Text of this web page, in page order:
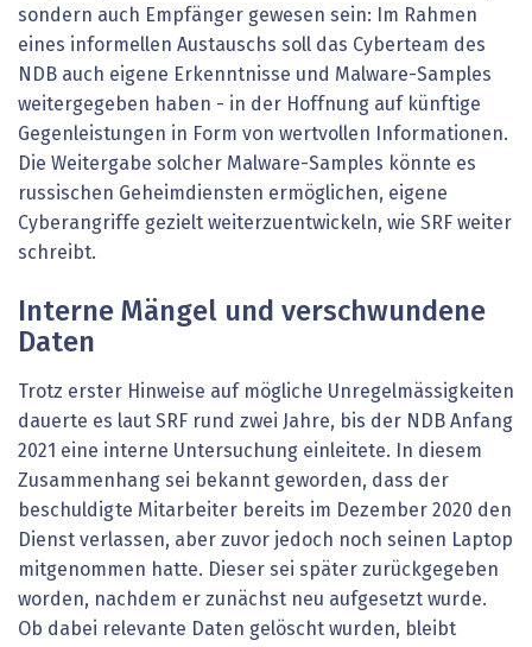
sondern auch Empfänger gewesen sein: Im Rahmen
eines informellen Austauschs soll das Cyberteam des
NDB auch eigene Erkenntnisse und Malware-Samples
weitergegeben haben - in der Hoffnung auf künftige
Gegenleistungen in Form von wertvollen Informationen.
Die Weitergabe solcher Malware-Samples könnte es
russischen Geheimdiensten ermöglichen, eigene
Cyberangriffe gezielt weiterzuentwickeln, wie SRF weiter
schreibt.
Interne Mängel und verschwundene
Daten
Trotz erster Hinweise auf mögliche Unregelmässigkeiten
dauerte es laut SRF rund zwei Jahre, bis der NDB Anfang
2021 eine interne Untersuchung einleitete. In diesem
Zusammenhang sei bekannt geworden, dass der
beschuldigte Mitarbeiter bereits im Dezember 2020 den
Dienst verlassen, aber zuvor jedoch noch seinen Laptop
mitgenommen hatte. Dieser sei später zurückgegeben
worden, nachdem er zunächst neu aufgesetzt wurde.
Ob dabei relevante Daten gelöscht wurden, bleibt